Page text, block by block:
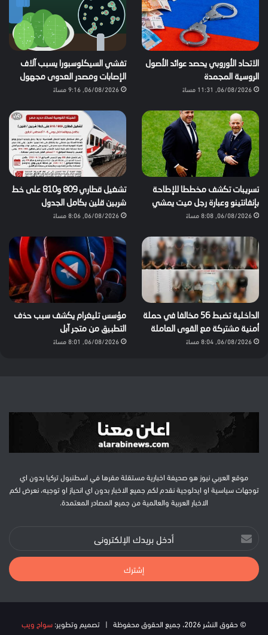
الاتحاد الأوروبي يحصد عوائد الأصول
الروسية المجمدة
06/08/2026, 11:31 مساءً
تفشي السيكلوسبورا يسبب آلاف
الإصابات ومصدر العدوى مجهول
06/08/2026, 9:16 مساءً
تسريبات تكشف مخططا للإطاحة
بإنفانتينو وعبارة رجل ميت يمشي
06/08/2026, 8:08 مساءً
تشغيل قطاري 809 و810 على خط
شربين قلين بكامل الجدول
06/08/2026, 8:06 مساءً
الداخلية تضبط 56 مخالفا في حملة
أمنية مشتركة مع القوى العاملة
06/08/2026, 8:04 مساءً
مؤسس تليغرام يكشف سبب حذف
التطبيق من متجر آبل
06/08/2026, 8:01 مساءً
موقع العربي نيوز هو صحيفة اخبارية مستقلة مقرها في اسطنبول تركيا بدون اي
توجهات سياسية او ايدلوجية نقدم لكم جميع الاخبار بدون اي انحياز او توجيه، نعرض لكم
الاخبار العربية والعالمية من جميع المصادر المعتمدة.
أدخل
بريدك
الإلكتروني
© حقوق النشر 2026، جميع الحقوق محفوظة | تصميم وتطوير: سواح ويب